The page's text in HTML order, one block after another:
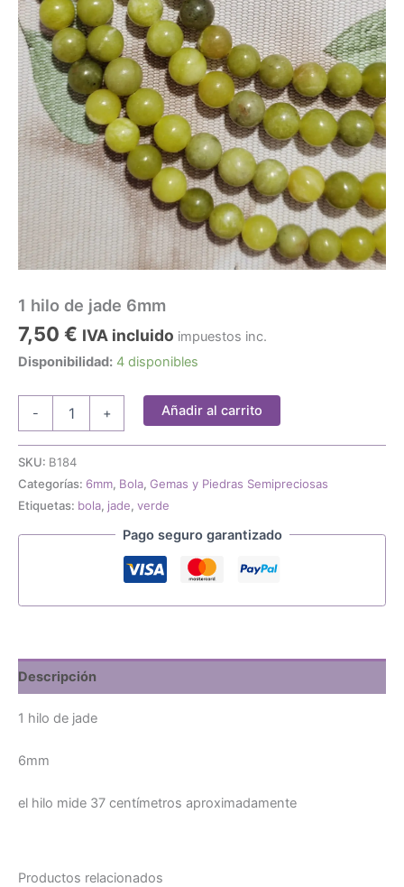
1 hilo de jade 6mm
7,50 € IVA incluido impuestos inc.
Disponibilidad: 4 disponibles
-
jade
cantidad
+ Añadir al carrito
SKU: B184
Categorías: 6mm, Bola, Gemas y Piedras Semipreciosas
Etiquetas: bola, jade, verde
Pago seguro garantizado
Descripción
1 hilo de jade
6mm
el hilo mide 37 centímetros aproximadamente
Productos relacionados